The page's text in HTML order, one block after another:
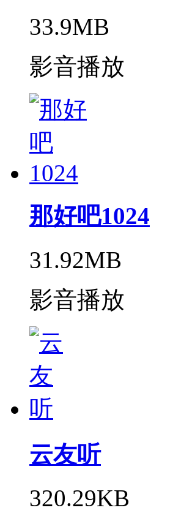
33.9MB
影音播放
那好吧1024
31.92MB
影音播放
云友听
320.29KB